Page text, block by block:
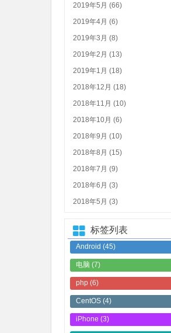
2019年5月 (66)
2019年4月 (6)
2019年3月 (8)
2019年2月 (13)
2019年1月 (18)
2018年12月 (18)
2018年11月 (10)
2018年10月 (6)
2018年9月 (10)
2018年8月 (15)
2018年7月 (9)
2018年6月 (3)
2018年5月 (3)
标签列表
Android (45)
电脑 (7)
php (6)
CentOS (4)
iPhone (3)